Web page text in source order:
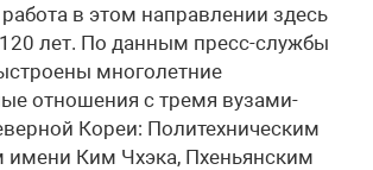
в этом направлении здесь
120 лет. По данным пресс-службы
многолетние
отношения с тремя вузами-
Кореи: Политехническим
имени Ким Чхэка, Пхеньянским